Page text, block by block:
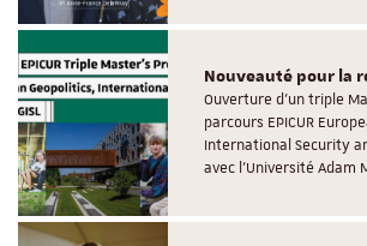
Nouveauté pour la
Ouverture d'un triple
parcours EPICUR
International Security
avec l’Université